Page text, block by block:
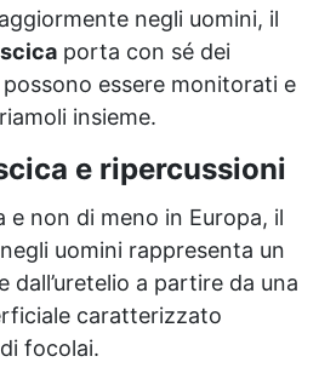
negli uomini, il
porta con sé dei
essere monitorati e
insieme.
e ripercussioni
non di meno in Europa, il
negli uomini rappresenta un
a partire da una
caratterizzato
focolai.